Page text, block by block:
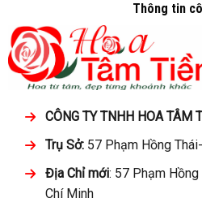
Thông tin
CÔNG TY TNHH HOA TÂM
Trụ Sở: 57 Phạm Hồng
Địa Chỉ mới: 57 Phạm Hồng
Chí Minh